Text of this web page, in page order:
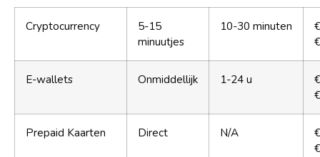
Cryptocurrency
5-15
minuutjes
10-30 minuten
E-wallets Onmiddellijk 1-24 u
Prepaid Kaarten Direct N/A